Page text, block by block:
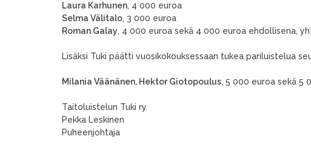
Laura Karhunen, 4 000 euroa
Selma Välitalo, 3 000 euroa
Roman Galay, 4 000 euroa sekä 4 000 euroa ehdollisena,
Lisäksi Tuki päätti vuosikokouksessaan tukea pariluistelua
Milania Väänänen, Hektor Giotopoulus, 5 000 euroa sekä 5
Taitoluistelun Tuki ry
Pekka Leskinen
Puheenjohtaja